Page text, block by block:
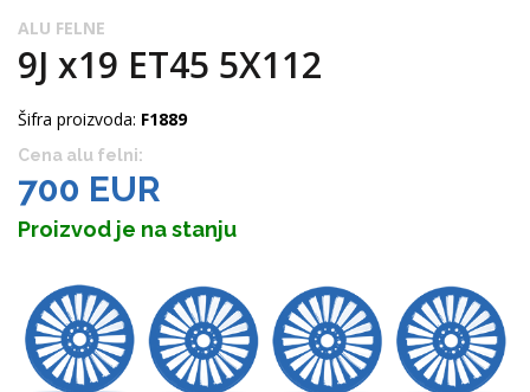
ALU FELNE
9J x19 ET45 5X112
Šifra proizvoda: F1889
Cena alu felni:
700 EUR
Proizvod je na stanju